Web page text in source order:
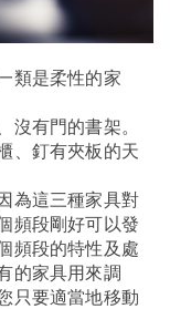
類是柔性的家
有門的書架。
、釘有夾板的天
為這三種家具對
頻段剛好可以發
頻段的特性及處
的家具用來調
只要適當地移動